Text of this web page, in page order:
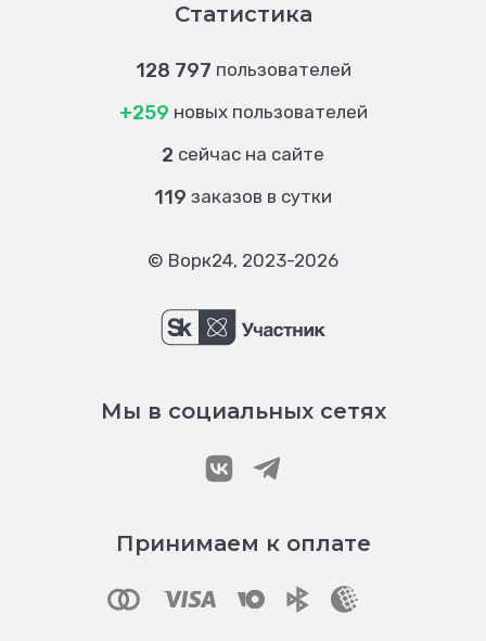
Статистика
128 797 пользователей
+259 новых пользователей
2 сейчас на сайте
119 заказов в сутки
© Ворк24, 2023-2026
Мы в социальных сетях
Принимаем к оплате